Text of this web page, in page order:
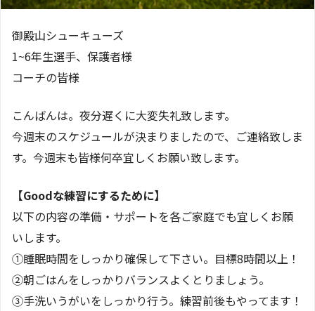
御殿山シューキューズ
1~6年生選手、保護者様
コーチの皆様
こんばんは。夜分遅くに大変失礼致します。
今週末のスケジュールが決まりましたので、ご連絡致しま
す。今週末も皆様何卒宜しくお願い致します。
【Goodな練習にするために】
以下の内容の準備・サポートを各ご家庭でも宜しくお願
いします。
①睡眠時間をしっかり確保して下さい。目標8時間以上！
②朝ごはんをしっかりバランスよくとりましょう。
③手洗いうがいをしっかり行う。練習前後もやってます！